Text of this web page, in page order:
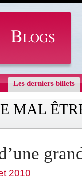
Les derniers billets
MAL
2010